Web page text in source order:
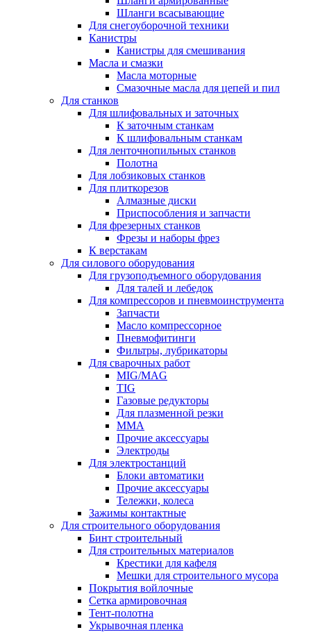
Шланги всасывающие
Для снегоуборочной техники
Канистры
Канистры для смешивания
Масла и смазки
Масла моторные
Смазочные масла для цепей и пил
Для станков
Для шлифовальных и заточных
К заточным станкам
К шлифовальным станкам
Для ленточнопильных станков
Полотна
Для лобзиковых станков
Для плиткорезов
Алмазные диски
Приспособления и запчасти
Для фрезерных станков
Фрезы и наборы фрез
К верстакам
Для силового оборудования
Для грузоподъемного оборудования
Для талей и лебедок
Для компрессоров и пневмоинструмента
Запчасти
Масло компрессорное
Пневмофитинги
Фильтры, лубрикаторы
Для сварочных работ
MIG/MAG
TIG
Газовые редукторы
Для плазменной резки
ММА
Прочие аксессуары
Электроды
Для электростанций
Блоки автоматики
Прочие аксессуары
Тележки, колеса
Зажимы контактные
Для строительного оборудования
Бинт строительный
Для строительных материалов
Крестики для кафеля
Мешки для строительного мусора
Покрытия войлочные
Сетка армировочная
Тент-полотна
Укрывочная пленка